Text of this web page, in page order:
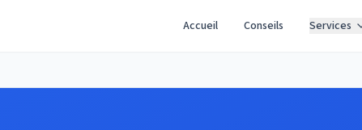
Accueil Conseils Services